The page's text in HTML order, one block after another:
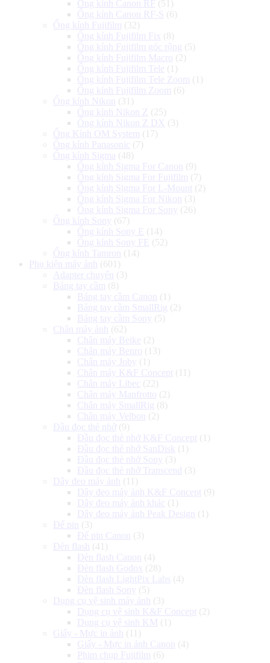
Ống kính Canon RF
(51)
Ống kính Canon RF-S (6)
Ống kính Fujifilm (32)
Ống kính Fujifilm Fix (8)
Ống kính Fujifilm góc rộng (5)
Ống kính Fujifilm Macro (2)
Ống kính Fujifilm Tele (1)
Ống kính Fujifilm Tele Zoom (1)
Ống kính Fujifilm Zoom (6)
Ống kính Nikon
(31)
Ống kính Nikon Z (25)
Ống kính Nikon Z DX (3)
Ống Kính OM System (17)
Ống kính Panasonic (7)
Ống kính Sigma (48)
Ống kính Sigma For Canon
(9)
Ống kính Sigma For Fujifilm (7)
Ống kính Sigma For L-Mount (2)
Ống kính Sigma For Nikon
(3)
Ống kính Sigma For Sony (26)
Ống kính Sony (67)
Ống kính Sony E
(14)
Ống kính Sony FE
(52)
Ống kính Tamron
(14)
Phụ kiện máy ảnh
(601)
Adapter chuyển
(3)
Báng tay cầm (8)
Báng tay cầm Canon
(1)
Báng tay cầm SmallRig (2)
Báng tay cầm Sony (5)
Chân máy ảnh
(62)
Chân máy Beike (2)
Chân máy Benro (13)
Chân máy Joby (1)
Chân máy K&F Concept (11)
Chân máy Libec (22)
Chân máy Manfrotto (2)
Chân máy SmallRig (8)
Chân máy Velbon
(2)
Đầu đọc thẻ nhớ (9)
Đầu đọc thẻ nhớ K&F Concept (1)
Đầu đọc thẻ nhớ SanDisk (1)
Đầu đọc thẻ nhớ Sony (3)
Đầu đọc thẻ nhớ Transcend
(3)
Dây đeo máy ảnh
(11)
Dây đeo máy ảnh K&F Concept (9)
Dây đeo máy ảnh khác (1)
Dây đeo máy ảnh Peak Design
(1)
Đế pin
(3)
Đế pin Canon
(3)
Đèn flash
(41)
Đèn flash Canon
(4)
Đèn flash Godox (28)
Đèn flash LightPix Labs (4)
Đèn flash Sony (5)
Dụng cụ vệ sinh máy ảnh
(3)
Dụng cụ vệ sinh K&F Concept (2)
Dụng cụ vệ sinh KM (1)
Giấy - Mực in ảnh
(11)
Giấy - Mực in ảnh Canon
(4)
Phim chụp Fujifilm (6)